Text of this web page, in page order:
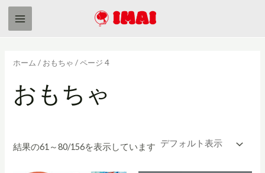
Main
ホーム / おもちゃ / ページ 4
おもちゃ
結果の61～80/156を表示しています